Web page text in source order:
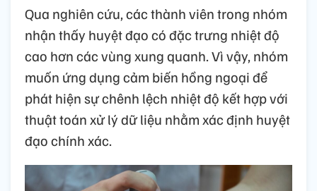
Qua nghiên cứu, các thành viên trong nhóm
nhận thấy huyệt đạo có đặc trưng nhiệt độ
cao hơn các vùng xung quanh. Vì vậy, nhóm
muốn ứng dụng cảm biến hồng ngoại để
phát hiện sự chênh lệch nhiệt độ kết hợp với
thuật toán xử lý dữ liệu nhằm xác định huyệt
đạo chính xác.